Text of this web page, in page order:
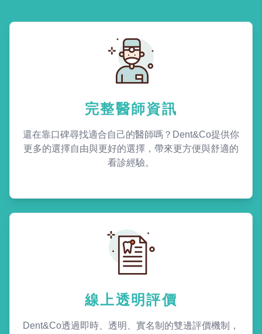
完整醫師資訊
還在靠口碑尋找適合自己的醫師嗎？Dent&Co提供你
更多的選擇自由與更好的選擇，帶來更方便與舒適的
看診經驗。
線上透明評價
Dent&Co透過即時、透明、實名制的雙邊評價機制，